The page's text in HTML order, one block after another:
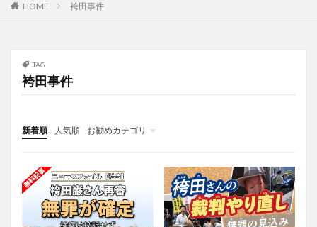
HOME 袴田事件
TAG
袴田事件
新着順 人気順
お勧めカテゴリ
投稿
学び
マンガ
電子書籍